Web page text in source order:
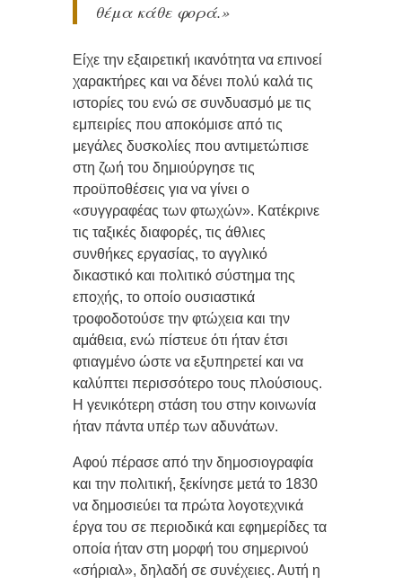
θέμα κάθε φορά.»
Είχε την εξαιρετική ικανότητα να επινοεί
χαρακτήρες και να δένει πολύ καλά τις
ιστορίες του ενώ σε συνδυασμό με τις
εμπειρίες που αποκόμισε από τις
μεγάλες δυσκολίες που αντιμετώπισε
στη ζωή του δημιούργησε τις
προϋποθέσεις για να γίνει ο
«συγγραφέας των φτωχών». Κατέκρινε
τις ταξικές διαφορές, τις άθλιες
συνθήκες εργασίας, το αγγλικό
δικαστικό και πολιτικό σύστημα της
εποχής, το οποίο ουσιαστικά
τροφοδοτούσε την φτώχεια και την
αμάθεια, ενώ πίστευε ότι ήταν έτσι
φτιαγμένο ώστε να εξυπηρετεί και να
καλύπτει περισσότερο τους πλούσιους.
Η γενικότερη στάση του στην κοινωνία
ήταν πάντα υπέρ των αδυνάτων.
Αφού πέρασε από την δημοσιογραφία
και την πολιτική, ξεκίνησε μετά το 1830
να δημοσιεύει τα πρώτα λογοτεχνικά
έργα του σε περιοδικά και εφημερίδες τα
οποία ήταν στη μορφή του σημερινού
«σήριαλ», δηλαδή σε συνέχειες. Αυτή η